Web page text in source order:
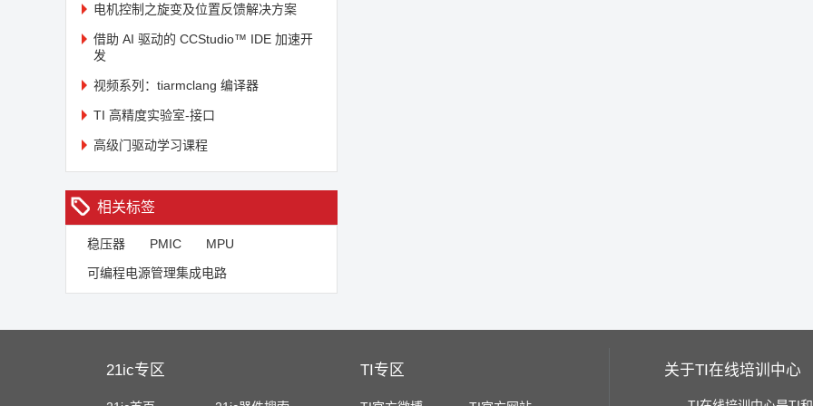
电机控制之旋变及位置反馈解决方案
借助 AI 驱动的 CCStudio™ IDE 加速开
发
视频系列：tiarmclang 编译器
TI 高精度实验室-接口
高级门驱动学习课程
相关标签
稳压器 PMIC
MPU
可编程电源管理集成电路
21ic专区 TI专区 关于TI在线培训中心